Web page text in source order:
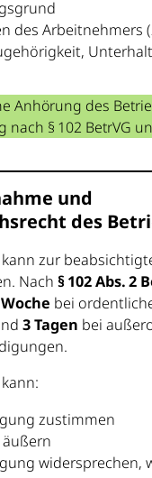
des Arbeitnehmers
Anhörung des
nach § 102 BetrVG
und
des
zur
Nach § 102 Abs. 2
bei
3 Tagen bei
zustimmen
widersprechen,